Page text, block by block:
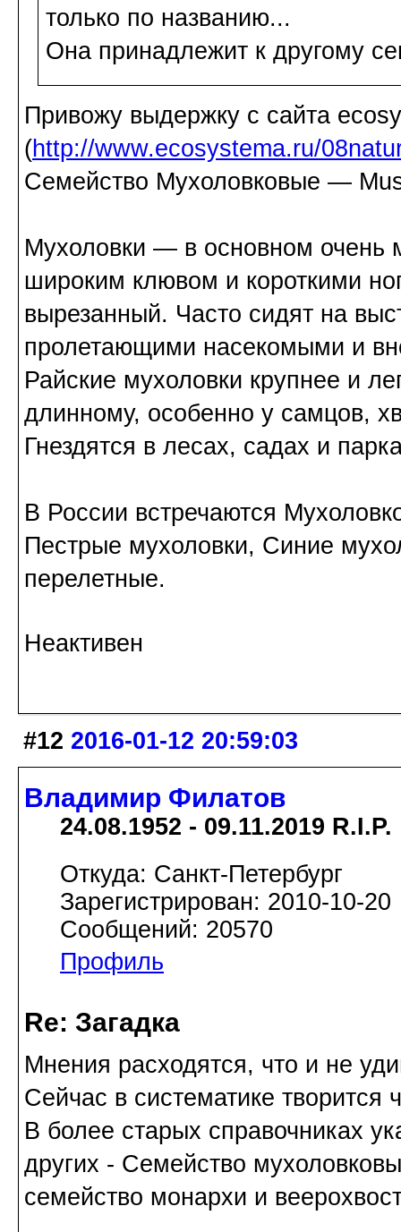
только по названию...
Она принадлежит к другому
Привожу выдержку с сайта
(http://www.ecosystema.ru/
Семейство Мухоловковые —
Мухоловки — в основном очень
широким клювом и короткими
вырезанный. Часто сидят на
пролетающими насекомыми и
Райские мухоловки крупнее и
длинному, особенно у самцов,
Гнездятся в лесах, садах и
В России встречаются
Пестрые мухоловки, Синие
перелетные.
Неактивен
#12 2016-01-12 20:59:03
Владимир Филатов
24.08.1952 - 09.11.2019 R.I.P.
Откуда: Санкт-Петербург
Зарегистрирован: 2010-10-20
Сообщений: 20570
Профиль
Re: Загадка
Мнения расходятся, что и не
Сейчас в систематике творится
В более старых справочниках
других - Семейство
семейство монархи и